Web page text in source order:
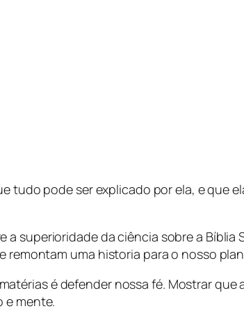
tudo pode ser explicado por ela, e que
superioridade da ciência sobre a
uma historia para o nosso
é defender nossa fé. Mostrar que
e mente.